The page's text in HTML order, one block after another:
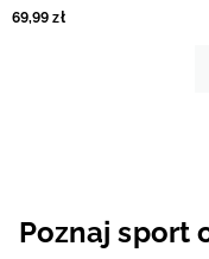
69,99 zł
Poznaj sport